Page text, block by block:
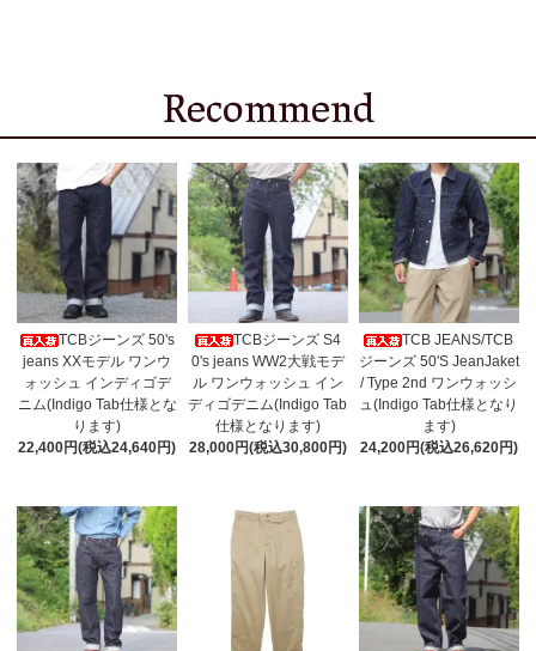
TCBジーンズ 50's
jeans XXモデル ワンウ
ォッシュ インディゴデ
ニム(Indigo Tab仕様とな
ります)
22,400円(税込24,640円)
TCBジーンズ S4
0's jeans WW2大戦モデ
ル ワンウォッシュ イン
ディゴデニム(Indigo Tab
仕様となります)
28,000円(税込30,800円)
TCB JEANS/TCB
ジーンズ 50'S JeanJaket
/ Type 2nd ワンウォッシ
ュ(Indigo Tab仕様となり
ます)
24,200円(税込26,620円)